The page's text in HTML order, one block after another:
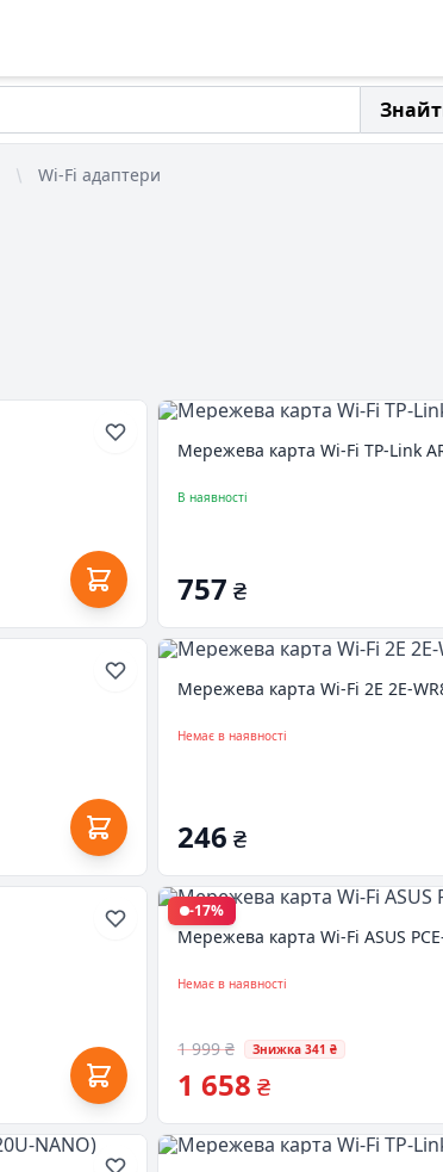
Wi-Fi адаптери
Мережева карта Wi-Fi TP-Link
В наявності
757 ₴
Мережева карта Wi-Fi 2E 2E-
Немає в наявності
246 ₴
-17%
Мережева карта Wi-Fi ASUS
Немає в наявності
1 999 ₴ Знижка 341 ₴
1 658 ₴